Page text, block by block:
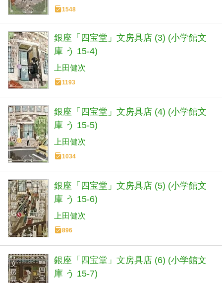
1548
銀座「四宝堂」文房具店 (3) (小学館文
庫 う 15-4)
上田健次
1193
銀座「四宝堂」文房具店 (4) (小学館文
庫 う 15-5)
上田健次
1034
銀座「四宝堂」文房具店 (5) (小学館文
庫 う 15-6)
上田健次
896
銀座「四宝堂」文房具店 (6) (小学館文
庫 う 15-7)